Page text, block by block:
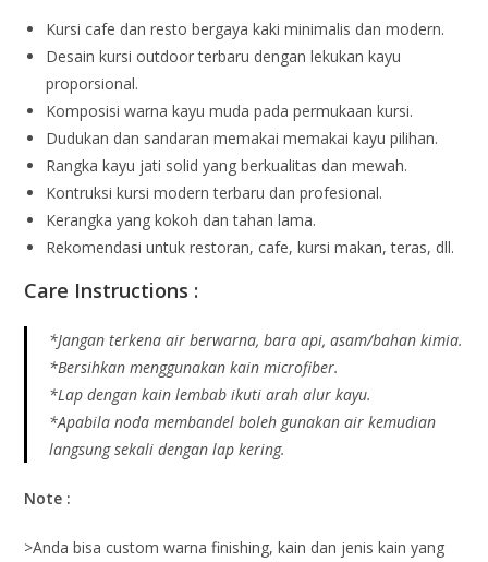
Kursi cafe dan resto bergaya kaki minimalis dan modern.
Desain kursi outdoor terbaru dengan lekukan kayu
proporsional.
Komposisi warna kayu muda pada permukaan kursi.
Dudukan dan sandaran memakai memakai kayu pilihan.
Rangka kayu jati solid yang berkualitas dan mewah.
Kontruksi kursi modern terbaru dan profesional.
Kerangka yang kokoh dan tahan lama.
Rekomendasi untuk restoran, cafe, kursi makan, teras, dll.
Care Instructions :
*Jangan terkena air berwarna, bara api, asam/bahan kimia.
*Bersihkan menggunakan kain microfiber.
*Lap dengan kain lembab ikuti arah alur kayu.
*Apabila noda membandel boleh gunakan air kemudian
langsung sekali dengan lap kering.
Note :
>Anda bisa custom warna finishing, kain dan jenis kain yang